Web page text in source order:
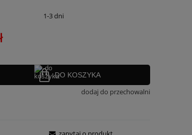
1-3 dni
DO KOSZYKA
dodaj do przechowalni